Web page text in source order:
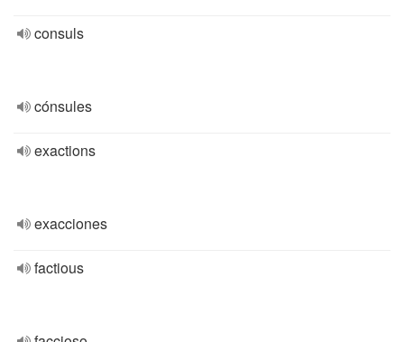
consuls
cónsules
exactions
exacciones
factious